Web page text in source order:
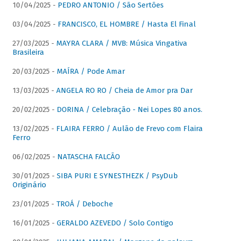
10/04/2025 - PEDRO ANTONIO / São Sertões
03/04/2025 - FRANCISCO, EL HOMBRE / Hasta El Final
27/03/2025 - MAYRA CLARA / MVB: Música Vingativa
Brasileira
20/03/2025 - MAÍRA / Pode Amar
13/03/2025 - ANGELA RO RO / Cheia de Amor pra Dar
20/02/2025 - DORINA / Celebração - Nei Lopes 80 anos.
13/02/2025 - FLAIRA FERRO / Aulão de Frevo com Flaira
Ferro
06/02/2025 - NATASCHA FALCÃO
30/01/2025 - SIBA PURI E SYNESTHEZK / PsyDub
Originário
23/01/2025 - TROÁ / Deboche
16/01/2025 - GERALDO AZEVEDO / Solo Contigo